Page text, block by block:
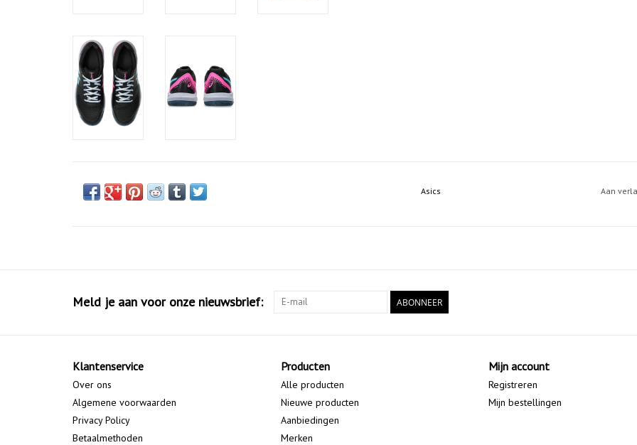
Asics Aan
Meld je aan voor onze nieuwsbrief: ABONNEER
Klantenservice
Over ons
Algemene voorwaarden
Privacy Policy
Betaalmethoden
Producten
Alle producten
Nieuwe producten
Aanbiedingen
Merken
Mijn account
Registreren
Mijn bestellingen